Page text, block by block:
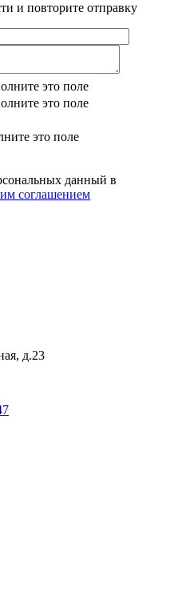
и повторите отправку
это поле
это поле
это поле
данный в
соглашением
д.23